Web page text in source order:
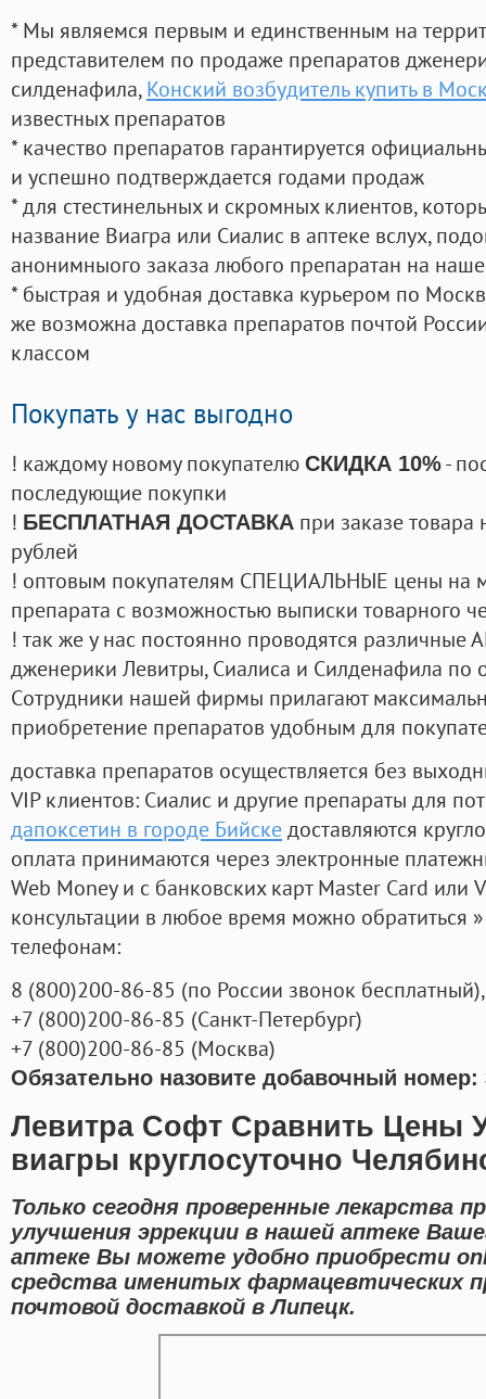
* Мы являемся первым и единственным на
представителем по продаже препаратов
силденафила, Конский возбудитель купить в
известных препаратов
* качество препаратов гарантируется
и успешно подтверждается годами продаж
* для стестинельных и скромных клиентов,
название Виагра или Сиалис в аптеке вслух,
анонимныого заказа любого препаратан на
* быстрая и удобная доставка курьером по
же возможна доставка препаратов почтой
классом
Покупать у нас выгодно
! каждому новому покупателю СКИДКА 10%-
последующие покупки
! БЕСПЛАТНАЯ ДОСТАВКА при заказе
рублей
! оптовым покупателям СПЕЦИАЛЬНЫЕ цены на
препарата с возможностью выписки товарного
! так же у нас постоянно проводятся
дженерики Левитры, Сиалиса и Силденафила по
Cотрудники нашей фирмы прилагают
приобретение препаратов удобным для
доставка препаратов осуществляется без
VIP клиентов: Сиалис и другие препараты для
дапоксетин в городе Бийскедоставляются
оплата принимаются через электронные
Web Money и с банковских карт Master Card или
консультации в любое время можно обратиться
телефонам:
8 (800)200-86-85 (по России звонок бесплатный),
+7 (800)200-86-85 (Санкт-Петербург)
+7 (800)200-86-85 (Москва)
Обязательно назовите добавочный номер:
Левитра Софт Сравнить Цены
виагры круглосуточно
Только сегодня проверенные лекарства
улучшения эррекции в нашей аптеке
аптеке Вы можете удобно приобрести
средства именитых фармацевтических
почтовой доставкой в Липецк.